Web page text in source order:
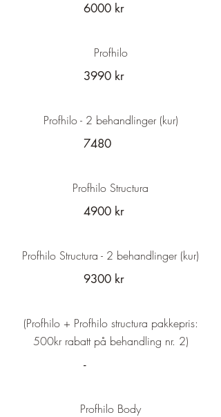
6000 kr
Profhilo
3990 kr
Profhilo - 2 behandlinger (kur)
7480
Profhilo Structura
4900 kr
Profhilo Structura - 2 behandlinger (kur)
9300 kr
(Profhilo + Profhilo structura pakkepris:
500kr rabatt på behandling nr. 2)
-
Profhilo Body